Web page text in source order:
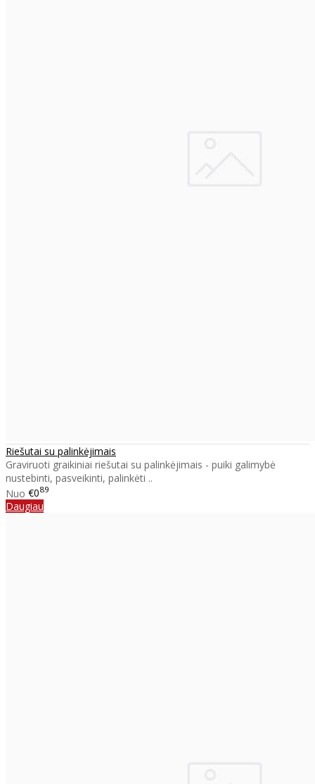
Riešutai su palinkėjimais
Graviruoti graikiniai riešutai su palinkėjimais - puiki galimybė
nustebinti, pasveikinti, palinkėti ..
Nuo €089
Daugiau